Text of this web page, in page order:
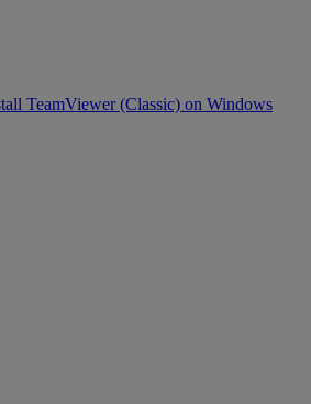
TeamViewer (Classic) on Windows